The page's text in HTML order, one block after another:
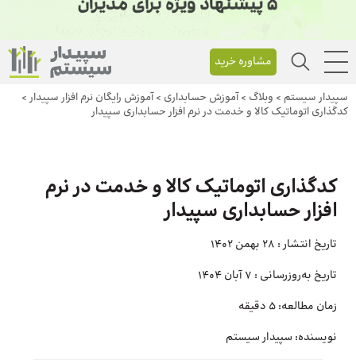
مشاوره خرید
سپیدار سیستم > وبلاگ >آموزش حسابداری >آموزش رایگان نرم افزار سپیدار>
کدگذاری اتوماتیک کالا و خدمت در نرم افزار حسابداری سپیدار
کدگذاری اتوماتیک کالا و خدمت در نرم
افزار حسابداری سپیدار
تاریخ انتشار : 28 بهمن 1402
تاریخ به‌روزرسانی : 7 آبان 1404
زمان مطالعه: 5 دقیقه
نویسنده: سپیدار سیستم